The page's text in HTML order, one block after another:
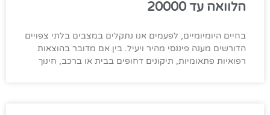
הלוואה עד 20000
בחיים היומיומיים, לפעמים אנו נתקלים במצבים בלתי צפויים
הדורשים מענה פיננסי מהיר ויעיל. בין אם מדובר בהוצאות
רפואיות פתאומיות, תיקונים דחופים בבית או ברכב, חינוך